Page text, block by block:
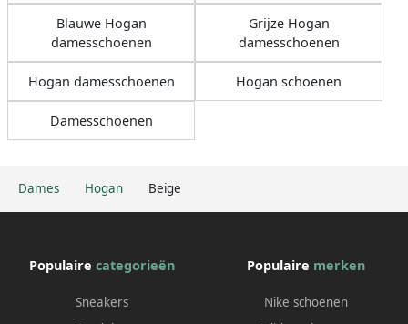
Dames Hogan Beige
Blauwe Hogan
damesschoenen
Grijze Hogan
damesschoenen
Hogan damesschoenen Hogan schoenen
Damesschoenen
Populaire categorieën
Sneakers
Populaire merken
Nike schoenen